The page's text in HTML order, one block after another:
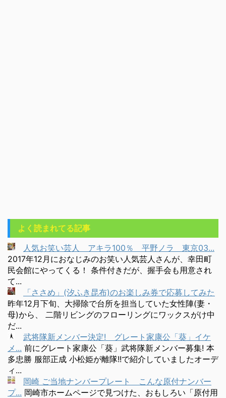
よく読まれてる記事
人気お笑い芸人 アキラ100％ 平野ノラ 東京03...
2017年12月におなじみのお笑い人気芸人さんが、幸田町
民会館にやってくる！ 条件付きだが、握手会も用意され
て...
「ささめ」(汐ふき昆布)のお楽しみ券で応募してみた
昨年12月下旬、大掃除で台所を担当していた女性陣(妻・
母)から、 二階リビングのフローリングにワックスがけ中
だ...
武将隊新メンバー決定! グレート家康公「葵」イケ
メ... 前にグレート家康公「葵」武将隊新メンバー募集! 本
多忠勝 服部正成 小松姫が離隊!!で紹介していましたオーデ
ィ...
岡崎 ご当地ナンバープレート こんな原付ナンバー
プ... 岡崎市ホームページで見つけた、おもしろい「原付用